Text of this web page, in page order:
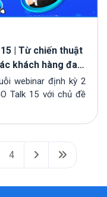
| Từ chiến thuật
khách hàng đa
webinar định kỳ 2
Talk 15 với chủ đề
4